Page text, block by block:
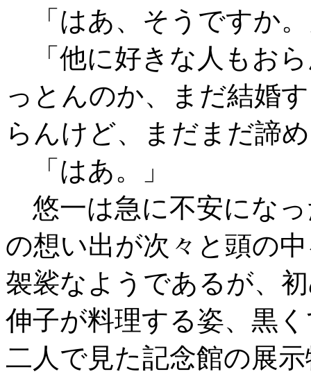
「はあ、そうですか
「他に好きな人もお
っとんのか、まだ結婚
らんけど、まだまだ諦
「はあ。」
悠一は急に不安にな
の想い出が次々と頭の
袈裟なようであるが、
伸子が料理する姿、黒
二人で見た記念館の展